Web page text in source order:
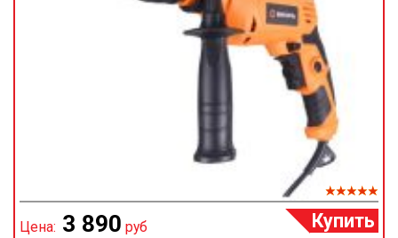
Цена: 3 890 руб Купить